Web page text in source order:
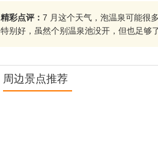
精彩点评： 7 月这个天气，泡温泉可能很
特别好，虽然个别温泉池没开，但也足够
周边景点推荐